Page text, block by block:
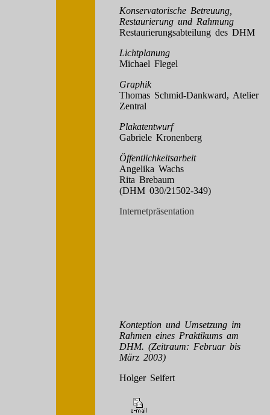
Konservatorische Betreuung,
Restaurierung und Rahmung
Restaurierungsabteilung des DHM
Lichtplanung
Michael Flegel
Graphik
Thomas Schmid-Dankward, Atelier
Zentral
Plakatentwurf
Gabriele Kronenberg
Öffentlichkeitsarbeit
Angelika Wachs
Rita Brebaum
(DHM 030/21502-349)
Internetpräsentation
Konteption und Umsetzung im
Rahmen eines Praktikums am
DHM. (Zeitraum: Februar bis
März 2003)
Holger Seifert